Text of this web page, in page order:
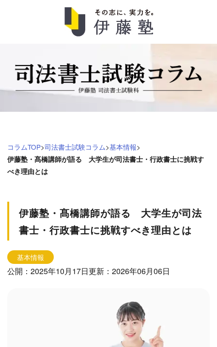
コラムTOP>司法書士試験コラム>基本情報>
伊藤塾・髙橋講師が語る 大学生が司法書士・行政書士に挑戦す
べき理由とは
伊藤塾・髙橋講師が語る 大学生が司法
書士・行政書士に挑戦すべき理由とは
基本情報
公開：2025年10月17日更新：2026年06月06日